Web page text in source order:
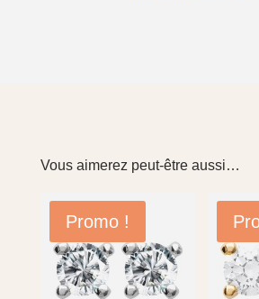
Vous aimerez peut-être aussi…
Promo !